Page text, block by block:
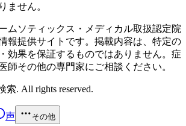
ません。
ムソティックス・メディカル取扱認定院
報提供サイトです。掲載内容は、特定の
効果を保証するものではありません。症
師その他の専門家にご相談ください。
索. All rights reserved.
声 その他